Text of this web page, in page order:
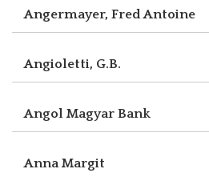
Angermayer, Fred Antoine
Angioletti, G.B.
Angol Magyar Bank
Anna Margit